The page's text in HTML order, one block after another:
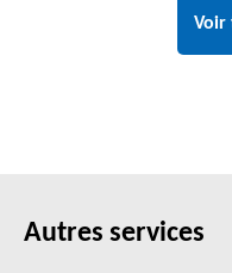
Voir
Autres services